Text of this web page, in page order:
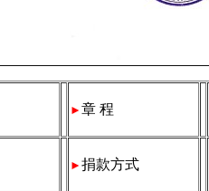
► 章 程
► 捐款方式